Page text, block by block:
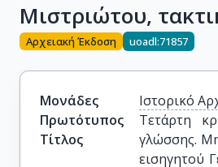
Μιστριώτου,
Αρχειακή Έκδοση uoadl:71857
Μονάδες
Ιστορικό
Πρωτότυπος
Τίτλος
Τετάρτη
γλώσσης.
εισηγητού